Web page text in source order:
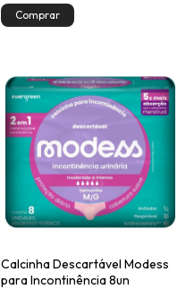
Calcinha Descartável Modess
para Incontinência 8un